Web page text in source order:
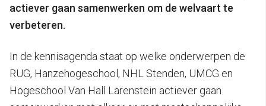
actiever gaan samenwerken om de welvaart te
verbeteren.
In de kennisagenda staat op welke onderwerpen de
RUG, Hanzehogeschool, NHL Stenden, UMCG en
Hogeschool Van Hall Larenstein actiever gaan